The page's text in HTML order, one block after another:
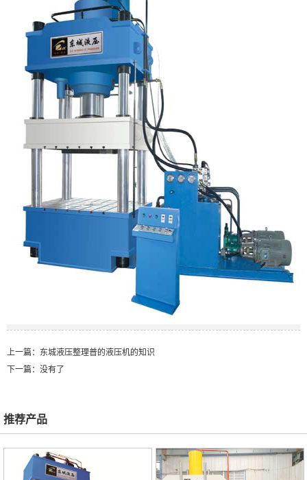
上一篇： 东城液压整理普的液压机的知识
下一篇：没有了
推荐产品